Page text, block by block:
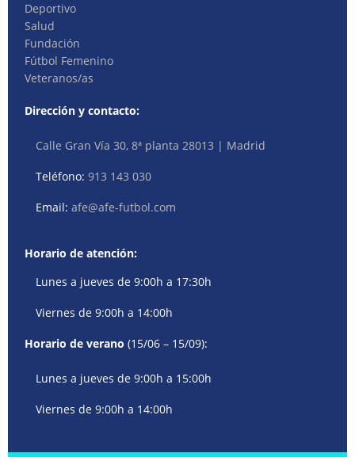
Deportivo
Salud
Fundación
Fútbol Femenino
Veteranos/as
Dirección y contacto:
Calle Gran Vía 30, 8ª planta 28013 | Madrid
Teléfono:913 143 030
Email:afe@afe-futbol.com
Horario de atención:
Lunes a jueves de 9:00h a 17:30h
Viernes de 9:00h a 14:00h
Horario de verano (15/06 – 15/09):
Lunes a jueves de 9:00h a 15:00h
Viernes de 9:00h a 14:00h